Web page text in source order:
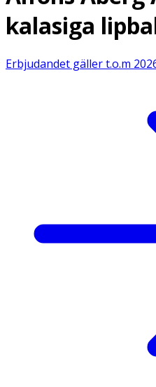
kalasiga
Erbjudandet gäller t.o.m